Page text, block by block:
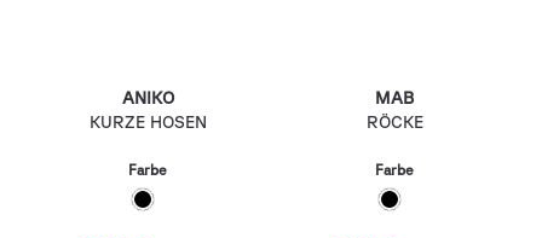
ANIKO
KURZE HOSEN
Farbe
MAB
RÖCKE
Farbe